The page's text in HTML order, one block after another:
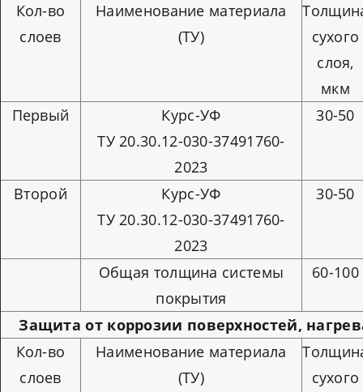
Кол-во
слоев
Наименование материала
(ТУ)
сухого
слоя,
мкм
Первый
Курс-УФ
ТУ 20.30.12-030-37491760-
2023
30-50
Второй
Курс-УФ
ТУ 20.30.12-030-37491760-
2023
30-50
Общая толщина системы
покрытия
60-100
Защита от коррозии поверхностей,
Кол-во
слоев
Наименование материала
(ТУ)
сухого